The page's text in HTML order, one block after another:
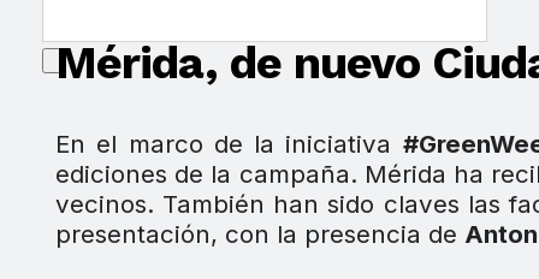
Mérida, de nuevo
En el marco de la iniciativa
ediciones de la campaña. Mérida ha
vecinos. También han sido claves las
presentación, con la presencia de